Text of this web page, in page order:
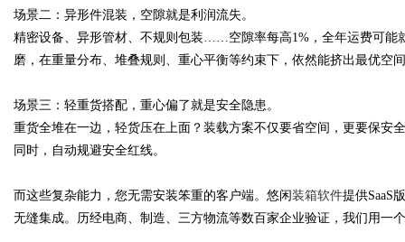
ar
场景二：异形件混装，空隙就是利润流失。
精密设备、异形管材、不规则包装……空隙率每高1%，全年运费可能
磨，在重量分布、堆叠规则、重心平衡等约束下，依然能挤出最优空
场景三：轻重货搭配，重心偏了就是安全隐患。
重货全堆在一边，轻货压在上面？装载方案不仅要省空间，更要保安
同时，自动规避安全红线。
而这些复杂能力，您无需安装笨重的客户端。悠闲装箱软件提供SaaS
无缝集成。历经电商、制造、三方物流等数百家企业验证，我们用一